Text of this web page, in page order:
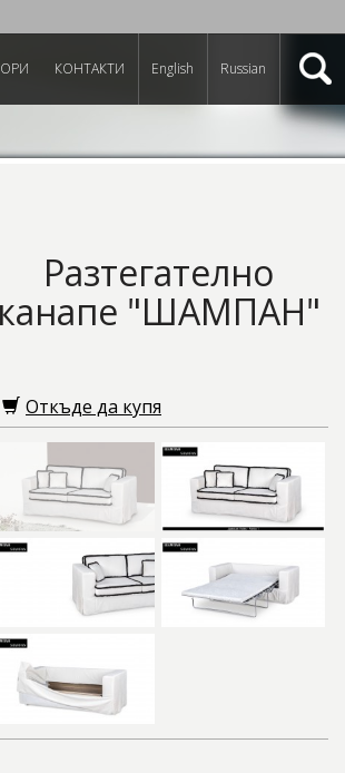
КОНТАКТИ English Russian
Разтегателно
канапе "ШАМПАН"
Откъде да купя